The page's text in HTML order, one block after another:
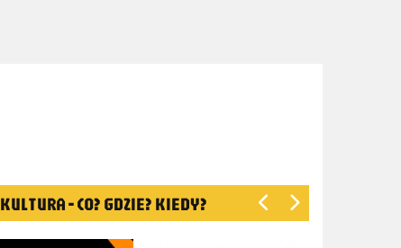
KULTURA - CO? GDZIE? KIEDY?